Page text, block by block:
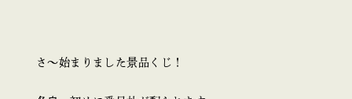
さ～始まりました景品くじ！